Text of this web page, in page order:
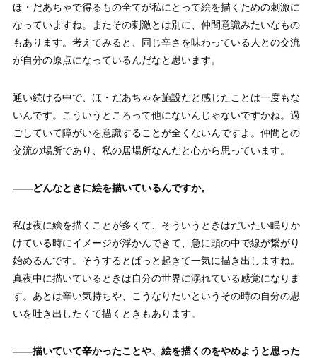
ほ・だあちゃで得るもの全てが私にとって絵を描くための刺激に
なっていますね。またその刺激とは別に、仲間意識みたいなもの
もあります。考えてみると、同じ辛さを味わっている人との交流
が自分の原点になっているんだなと思います。
通い続ける中で、ほ・だあちゃを施設だと感じたことは一度もな
いんです。こういうところって他にないんじゃないですかね。過
ごしていて障がいを意識することが全くないんですよ。仲間との
交流の場所であり、私の居場所なんだと心から思っています。
——どんなときに絵を描いているんですか。
私は夜に絵を描くことが多くて、そういうときはだいたい眠りか
けている時にイメージが浮かんできて、急に頭の中で線が繋がり
始めるんです。そうするとぱっと起きて一気に描き出しますね。
真夜中に描いているときは自分の世界に溺れている感覚になりま
す。あとは辛い気持ちや、こうなりたいというその時の自分の思
いを吐き出したくて描くときもあります。
——描いていて辛かったことや、絵を描くのをやめようと思った